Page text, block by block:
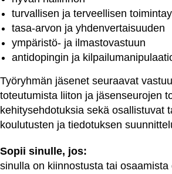
turvallisen ja terveellisen
tasa-arvon ja yhdenvertaisuuden
ympäristö- ja ilmastovastuun
antidopingin ja
Työryhmän jäsenet seuraavat
toteutumista liiton ja jäsenseurojen
kehitysehdotuksia sekä osallistuvat
koulutusten ja tiedotuksen
Sopii sinulle, jos:
sinulla on kiinnostusta tai osaamista